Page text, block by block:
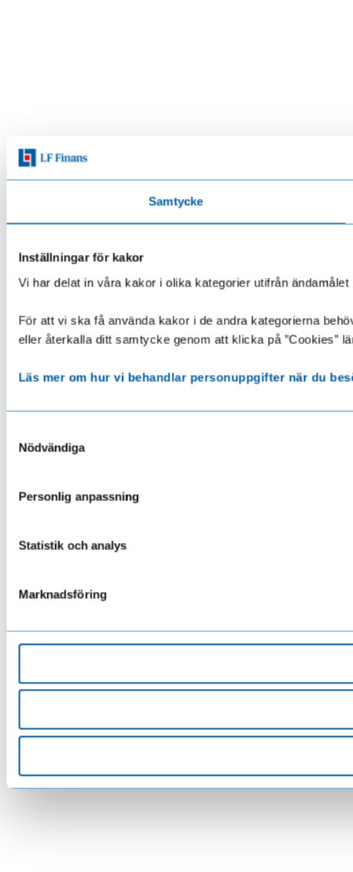
Samtycke
Inställningar för kakor
Vi har delat in våra kakor i olika kategorier utifrån
För att vi ska få använda kakor i de andra kategorierna
eller återkalla ditt samtycke genom att klicka på ”Cookies”
Läs mer om hur vi behandlar personuppgifter när du
Nödvändiga
Personlig anpassning
Statistik och analys
Marknadsföring